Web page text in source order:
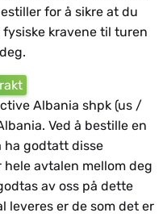
for å sikre at du
kravene til turen
Albania shpk (us /
Ved å bestille en
ha godtatt disse
avtalen mellom deg
av oss på dette
leveres er de som det er